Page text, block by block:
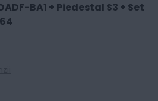
BA1 + Piedestal S3 + Set